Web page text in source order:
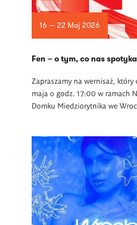
16 — 22 Maj 2026
Fen – o tym, co nas
Zapraszamy na wernisaż, który
maja o godz. 17:00 w ramach
Domku Miedziorytnika we